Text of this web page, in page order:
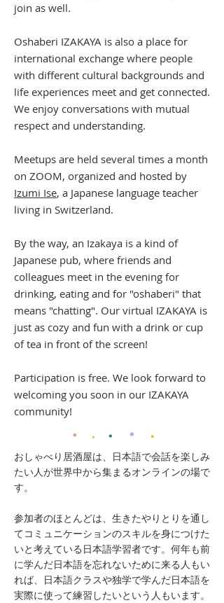
join as well.
Oshaberi IZAKAYA is also a place for
international exchange where people
with different cultural backgrounds and
life experiences meet and get connected.
We enjoy conversations with mutual
respect and understanding.
Meetups are held several times a month
on ZOOM, organized and hosted by
Izumi Ise, a Japanese language teacher
living in Switzerland.
By the way, an Izakaya is a kind of
Japanese pub, where friends and
colleagues meet in the evening for
drinking, eating and for "oshaberi" that
means "chatting". Our virtual IZAKAYA is
just as cozy and fun with a drink or cup
of tea in front of the screen!
Participation is free. We look forward to
welcoming you soon in our IZAKAYA
community!
・ ・ ・ ・ ・
おしゃべり居酒屋は、日本語で会話を楽しみ
たい人が世界中から集まるオンラインの場で
す。
参加者のほとんどは、生きたやりとりを通し
てコミュニケーションのスキルを身につけた
いと考えている日本語学習者です。何年も前
に学んだ日本語を忘れないために来る人もい
れば、日本語クラスや独学で学んだ日本語を
実際に使って練習したいという人もいます。